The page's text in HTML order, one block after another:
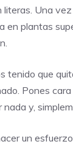
Una
en plantas
tenido que
Pones
y,
un